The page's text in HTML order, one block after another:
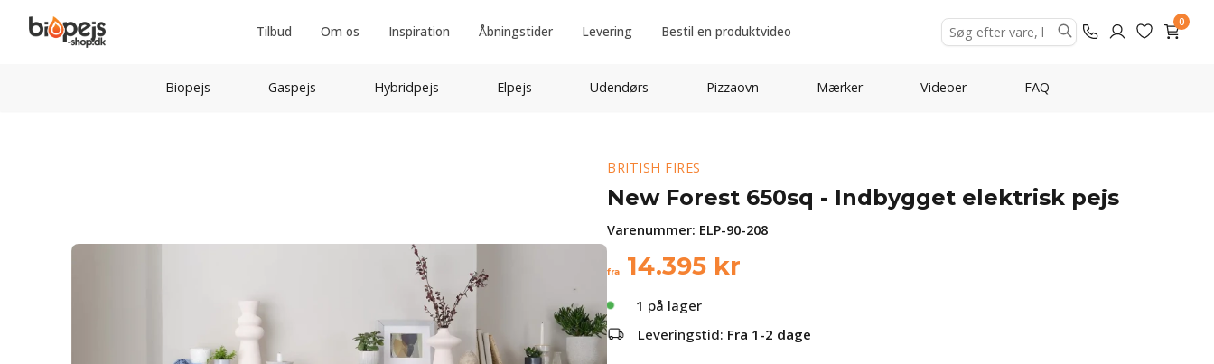
Tilbud Om os Inspiration Åbningstider Levering Bestil en produktvideo
0
Biopejs Gaspejs Hybridpejs Elpejs Udendørs Pizzaovn Mærker Videoer FAQ
BRITISH FIRES
New Forest 650sq - Indbygget elektrisk pejs
Varenummer: ELP-90-208
fra 14.395 kr
1 på lager
Leveringstid: Fra 1-2 dage